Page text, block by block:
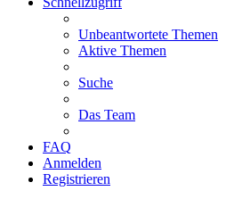
Unbeantwortete Themen
Aktive Themen
Suche
Das Team
FAQ
Anmelden
Registrieren